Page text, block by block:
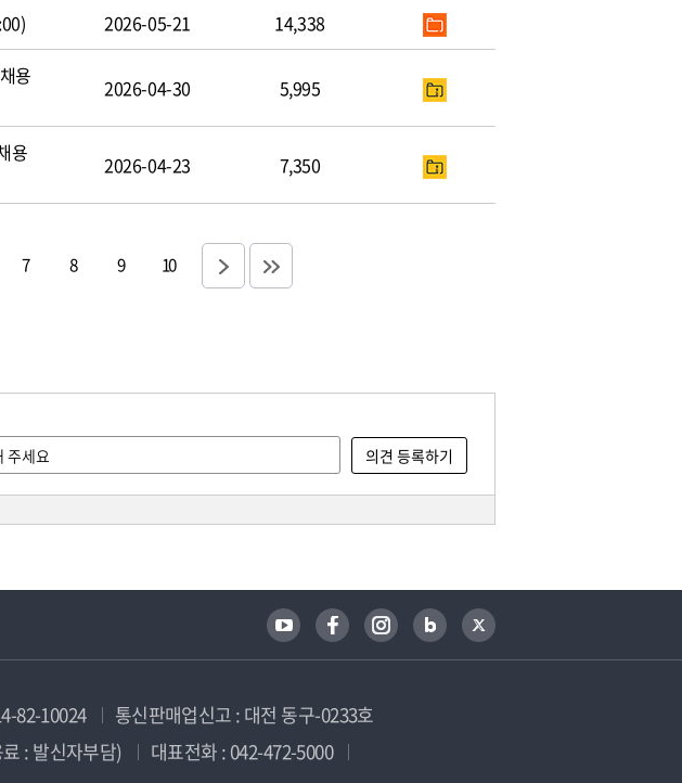
2026-05-21 14,338
용
2026-04-30 5,995
용
2026-04-23 7,350
7 8 9 10
82-10024
통신판매업신고 : 대전 동구-0233호
: 발신자부담)
대표전화 : 042-472-5000